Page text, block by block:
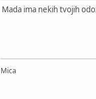
Mada ima nekih tvojih
Mica